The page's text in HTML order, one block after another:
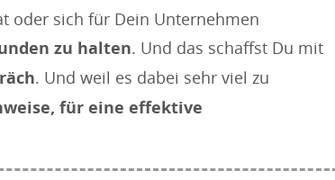
oder sich für Dein Unternehmen
zu halten. Und das schaffst Du mit
. Und weil es dabei sehr viel zu
für eine effektive